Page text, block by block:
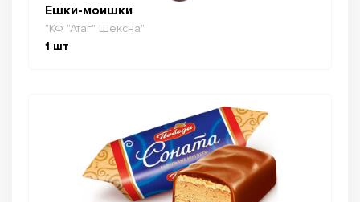
Ешки-моишки
"КФ "Атаг" Шексна"
1 шт